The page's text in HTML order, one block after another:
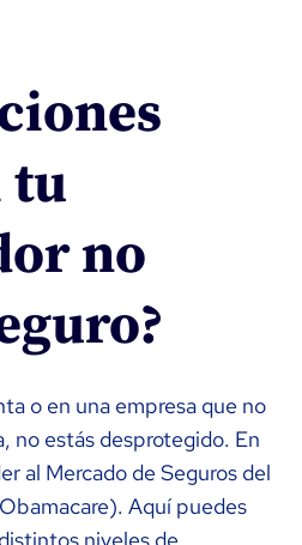
tu
no
o en una empresa que no
no estás desprotegido. En
al Mercado de Seguros del
Aquí puedes